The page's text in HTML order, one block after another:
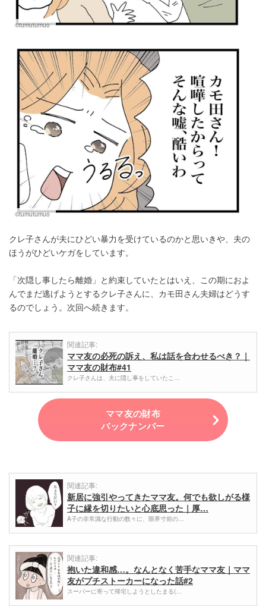
©tumutumuo
©tumutumuo
クレ子さんが夫にひどい暴力を受けているのかと思いきや、夫の
ほうがひどいケガをしています。
「次隠し事したら離婚」と約束していたとはいえ、この期におよ
んでまだ逃げようとするクレ子さんに、カモ田さん夫婦はどうす
るのでしょう。次回へ続きます。
関連記事:
ママ友の必死の訴え、私は話を合わせるべき？｜
ママ友の財布#41
クレ子さんは、夫に隠し事をしていたこ…
ママ友の財布
バックナンバー
関連記事:
新居に強引やってきたママ友。何でも欲しがる様
子に縁を切りたいと心底思った｜厚…
A子の非常識な行動の数々に、限界寸前の…
関連記事:
抱いた違和感…。なんとなく苦手なママ友｜ママ
友がプチストーカーになった話#2
スーパーに寄って帰宅しようとしたまる(…